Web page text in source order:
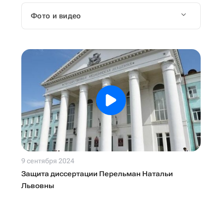
Фото и видео
9 сентября 2024
Защита диссертации Перельман Натальи
Львовны